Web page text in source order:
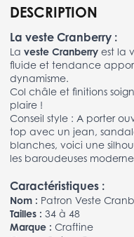
DESCRIPTION
La veste Cranberry :
La veste Cranberry est la
fluide et tendance
dynamisme.
Col châle et finitions
plaire !
Conseil style : A porter
top avec un jean,
blanches, voici une
les baroudeuses
Caractéristiques :
Nom : Patron Veste
Tailles : 34 à 48
Marque : Craftine